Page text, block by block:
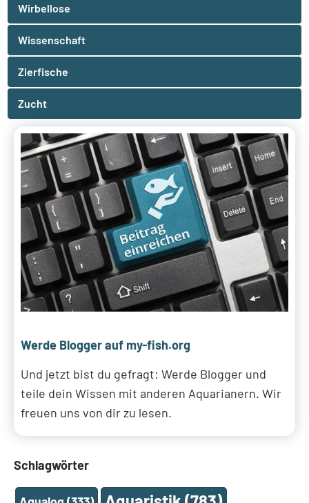
Wirbellose
Wissenschaft
Zierfische
Zucht
Werde Blogger auf my-fish.org
Und jetzt bist du gefragt: Werde Blogger und
teile dein Wissen mit anderen Aquarianern. Wir
freuen uns von dir zu lesen.
Schlagwörter